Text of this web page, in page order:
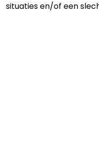
situaties en/of een